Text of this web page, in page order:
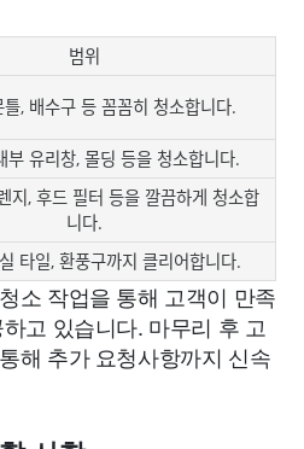
범위
틀, 배수구 등 꼼꼼히 청소합니다.
부 유리창, 몰딩 등을 청소합니다.
지, 후드 필터 등을 깔끔하게 청소합
니다.
타일, 환풍구까지 클리어합니다.
소 작업을 통해 고객이 만족
고 있습니다. 마무리 후 고
해 추가 요청사항까지 신속